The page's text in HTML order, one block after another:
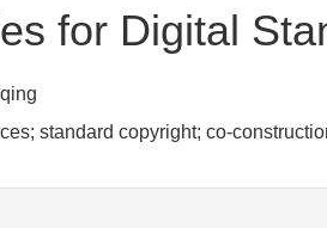
for Digital
standard copyright; co-